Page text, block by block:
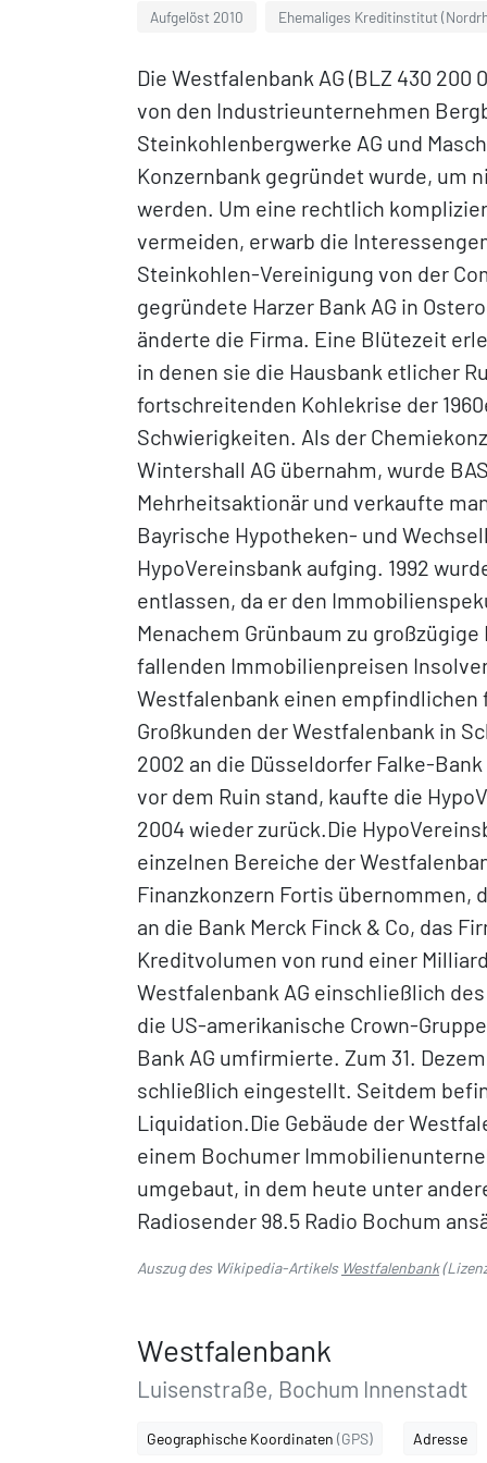
Aufgelöst 2010 Ehemaliges Kreditinstitut
Die Westfalenbank AG (BLZ 430 200
von den Industrieunternehmen
Steinkohlenbergwerke AG und
Konzernbank gegründet wurde, um
werden. Um eine rechtlich
vermeiden, erwarb die
Steinkohlen-Vereinigung von der
gegründete Harzer Bank AG in
änderte die Firma. Eine Blütezeit
in denen sie die Hausbank etlicher
fortschreitenden Kohlekrise der
Schwierigkeiten. Als der
Wintershall AG übernahm, wurde
Mehrheitsaktionär und verkaufte
Bayrische Hypotheken- und
HypoVereinsbank aufging. 1992
entlassen, da er den
Menachem Grünbaum zu
fallenden Immobilienpreisen
Westfalenbank einen empfindlichen
Großkunden der Westfalenbank in
2002 an die Düsseldorfer Falke-
vor dem Ruin stand, kaufte die
2004 wieder zurück.Die
einzelnen Bereiche der
Finanzkonzern Fortis übernommen,
an die Bank Merck Finck & Co, das
Kreditvolumen von rund einer
Westfalenbank AG einschließlich
die US-amerikanische Crown-
Bank AG umfirmierte. Zum 31.
schließlich eingestellt. Seitdem
Liquidation.Die Gebäude der
einem Bochumer
umgebaut, in dem heute unter
Radiosender 98.5 Radio Bochum
Auszug des Wikipedia-Artikels Westfalenbank
Westfalenbank
Luisenstraße, Bochum Innenstadt
Geographische Koordinaten (GPS) Adresse